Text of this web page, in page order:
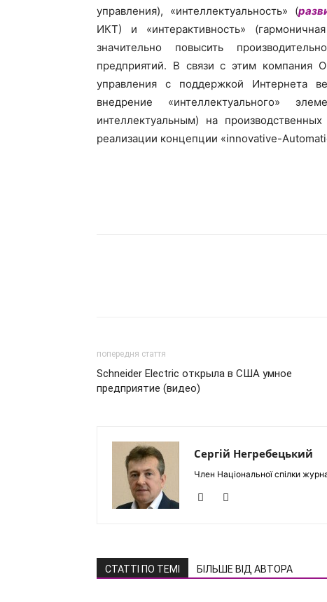
управления), «интеллектуальность» (
ИКТ) и «интерактивность»
значительно повысить
предприятий. В связи с этим компания
управления с поддержкой Интернета
внедрение «интеллектуального»
интеллектуальным) на
реализации концепции «innovative-
попередня стаття
Schneider Electric открыла в США умное
предприятие (видео)
Сергій Негребецький
Член Національної спілки
СТАТТІ ПО ТЕМІ БІЛЬШЕ ВІД АВТОРА